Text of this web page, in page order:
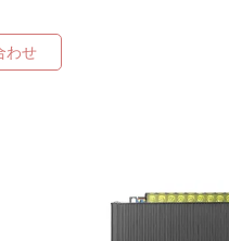
わせ